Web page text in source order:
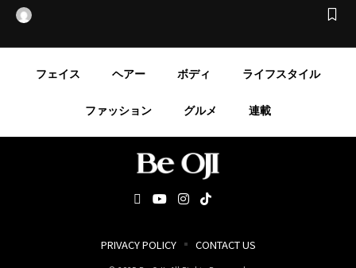
フェイス ヘアー ボディ ライフスタイル
ファッション グルメ 連載
PRIVACY POLICY CONTACT US